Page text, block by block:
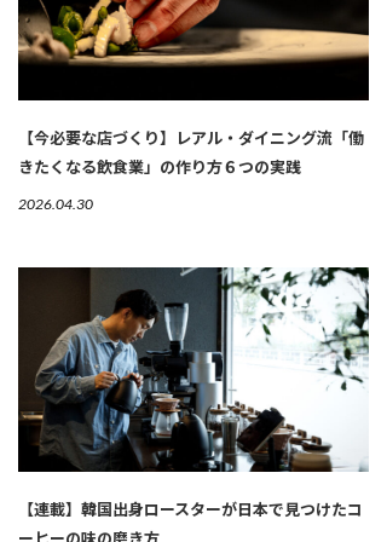
【今必要な店づくり】レアル・ダイニング流「働
きたくなる飲食業」の作り方６つの実践
2026.04.30
【連載】韓国出身ロースターが日本で見つけたコ
ーヒーの味の磨き方